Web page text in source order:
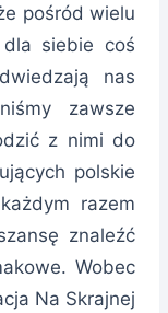
pośród wielu
dla siebie coś
nas
zawsze
z nimi do
polskie
razem
znaleźć
Wobec
Na Skrajnej